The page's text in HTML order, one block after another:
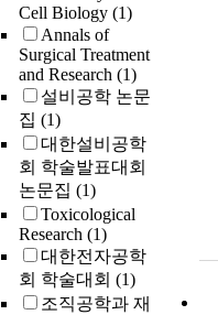
Cell Biology (1)
Annals of
Surgical Treatment
and Research (1)
설비공학 논문
집 (1)
대한설비공학
회 학술발표대회
논문집 (1)
Toxicological
Research (1)
대한전자공학
회 학술대회 (1)
조직공학과 재